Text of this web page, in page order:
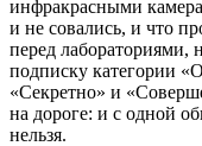
инфракрасными
и не совались, и что
перед лабораториями,
подписку категории
«Секретно» и
на дороге: и с одной
нельзя.